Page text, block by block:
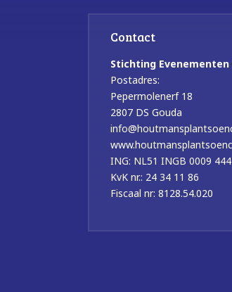
Contact
Stichting Evenementen
Postadres:
Pepermolenerf 18
2807 DS Gouda
ING: NL51 INGB 0009
KvK nr.: 24 34 11 86
Fiscaal nr: 8128.54.020